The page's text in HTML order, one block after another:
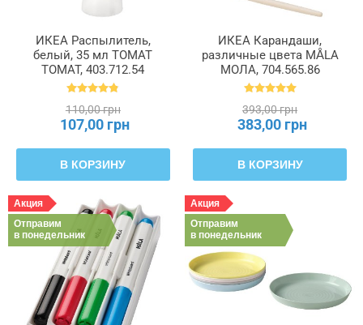
ИКЕА Распылитель,
белый, 35 мл TOMAT
ТОМАТ, 403.712.54
110,00 грн
107,00 грн
В КОРЗИНУ
ИКЕА Карандаши,
различные цвета MÅLA
МОЛА, 704.565.86
393,00 грн
383,00 грн
В КОРЗИНУ
Акция
Отправим
в понедельник
Акция
Отправим
в понедельник